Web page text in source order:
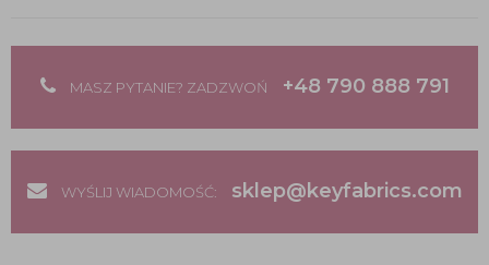
MASZ PYTANIE? ZADZWOŃ +48 790 888 791
WYŚLIJ WIADOMOŚĆ: sklep@keyfabrics.com